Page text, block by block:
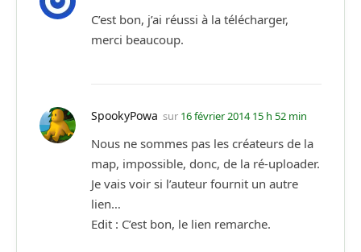
C’est bon, j’ai réussi à la télécharger,
merci beaucoup.
SpookyPowa sur 16 février 2014 15 h 52 min
Nous ne sommes pas les créateurs de la
map, impossible, donc, de la ré-uploader.
Je vais voir si l’auteur fournit un autre
lien…
Edit : C’est bon, le lien remarche.